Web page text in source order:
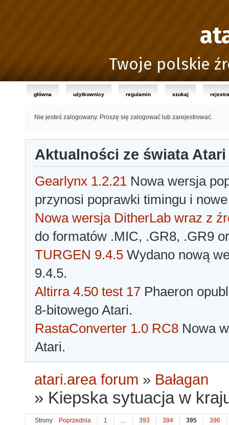
Twoje polskie
główna użytkownicy regulamin szukaj
Nie jesteś zalogowany. Proszę się zalogować lub zarejestrować.
Aktualności ze świata Atari
Gearlynx 1.2.21 Nowa wersja
przynosi poprawki timingu i
Nowa wersja DitherLab wraz z
do formatów .MIC, .GR8, .GR9
TURGEN 9.4.5 Wydano nową
9.4.5.
Altirra 4.50 test 17 Phaeron
8-bitowego Atari.
RastaConverter 1.0 RC8 Nowa
Atari.
atari.area forum » Bałagan
» Kiepska sytuacja w
Strony Poprzednia 1 … 393 394 395 396